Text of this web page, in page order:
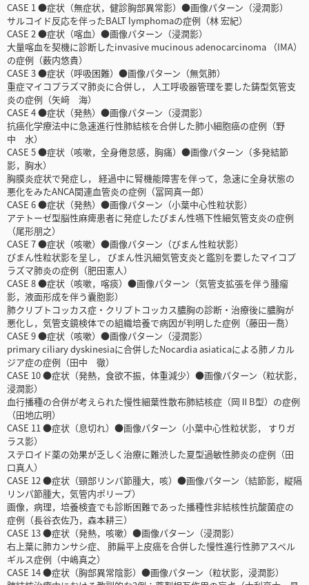
CASE 1 ●症状（無症状，健診胸部異常影）●画像パターン（浸潤影）
サルコイド反応を伴ったBALT lymphomaの症例（林 宏紀）
CASE 2 ●症状（喀血）●画像パターン（浸潤影）
大量喀血を契機に診断したinvasive mucinous adenocarcinoma （IMA）
の症例（薮内悠貴）
CASE 3 ●症状（呼吸困難）●画像パターン（無気肺）
重症マイコプラズマ肺炎に合併し， 人工呼吸器管理を要した鋳型気管支
炎の症例（矢﨑 海）
CASE 4 ●症状（発熱）●画像パターン（浸潤影）
抗癌化学療法中に急速進行性肺結核を合併した肺小細胞癌の症例（野
中 水）
CASE 5 ●症状（咳嗽，全身倦怠感，胸痛）●画像パターン（多発結節
影，胸水）
胸膜炎症状で発症し， 経過中に腎機能障害を伴って，急速に全身状態の
悪化をみたANCA関連血管炎の症例（冨岡真一郎）
CASE 6 ●症状（発熱）●画像パターン（小葉中心性粒状影）
アテトーゼ型脳性麻痺患者に発症したびまん性嚥下性細気管支炎の症例
（尾形朋之）
CASE 7 ●症状（咳嗽）●画像パターン（びまん性粒状影）
びまん性粒状影を呈し， びまん性汎細気管支炎と鑑別を要したマイコプ
ラズマ肺炎の症例（肥田憲人）
CASE 8 ●症状（咳嗽，喀痰）●画像パターン（気管支拡張を伴う腫瘤
影，液面形成を伴う囊胞影）
肺クリプトコッカス症・クリプトコッカス膿胸の診断・治療後に膿胸が
悪化し，気管支鏡検体での組織培養で病因が判明した症例（藤田一喬）
CASE 9 ●症状（咳嗽）●画像パターン（浸潤影）
primary ciliary dyskinesiaに合併したNocardia asiaticaによる肺ノカル
ジア症の症例（田中 徹）
CASE 10 ●症状（発熱，食欲不振，体重減少）●画像パターン（粒状影，
浸潤影）
血行播種の合併が考えられた慢性細葉性散布肺結核症（岡ⅡB型）の症例
（田地広明）
CASE 11 ●症状（息切れ）●画像パターン（小葉中心性粒状影， すりガ
ラス影）
ステロイド薬の効果が乏しく治療に難渋した夏型過敏性肺炎の症例（田
口真人）
CASE 12 ●症状（頸部リンパ節腫大，咳）●画像パターン（結節影，縦隔
リンパ節腫大，気管内ポリープ）
画像，病理，培養検査でも診断困難であった播種性非結核性抗酸菌症の
症例（長谷衣佐乃，森本耕三）
CASE 13 ●症状（発熱，咳嗽）●画像パターン（浸潤影）
右上葉に肺カンサシ症、 肺扁平上皮癌を合併した慢性進行性肺アスペル
ギルス症例（中嶋真之）
CASE 14 ●症状（胸部異常陰影）●画像パターン（粒状影，浸潤影）